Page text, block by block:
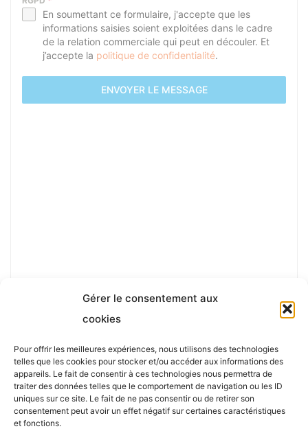
Gérer le consentement aux
cookies
Pour offrir les meilleures expériences, nous utilisons des technologies
telles que les cookies pour stocker et/ou accéder aux informations des
appareils. Le fait de consentir à ces technologies nous permettra de
traiter des données telles que le comportement de navigation ou les ID
uniques sur ce site. Le fait de ne pas consentir ou de retirer son
consentement peut avoir un effet négatif sur certaines caractéristiques
et fonctions.
En soumettant ce formulaire, j'accepte que les
informations saisies soient exploitées dans le cadre
de la relation commerciale qui peut en découler. Et
j’accepte la politique de confidentialité.
ENVOYER LE MESSAGE